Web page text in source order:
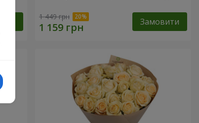
1 449 грн Замовити